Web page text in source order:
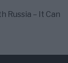
Russia – It Can